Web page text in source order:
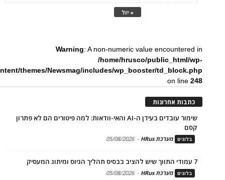
« יול
Warning: A non-numeric value encountered in
/home/hrusco/public_html/wp-
themes/Newsmag/includes/wp_booster/td_block.php
on line248
כתבות אחרונות
שימור עובדים בעידן ה-AI והאי-וודאות: למה פיטורים הם לא פתרון
קסם
בלוגים מערכת HRus -
05/08/2026
7 עמודי התווך שיש להציב בבסיס תהליך הגיוס ומיתוג המעסיק
בלוגים מערכת HRus -
05/08/2026